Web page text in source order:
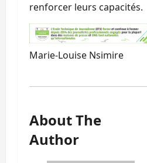
renforcer leurs capacités.
Marie-Louise Nsimire
About The
Author